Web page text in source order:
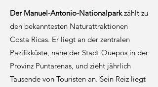
Der Manuel-Antonio-Nationalparkzählt zu
den bekanntesten Naturattraktionen
Costa Ricas. Er liegt an der zentralen
Pazifikküste, nahe der Stadt Quepos in der
Provinz Puntarenas, und zieht jährlich
Tausende von Touristen an. Sein Reiz liegt